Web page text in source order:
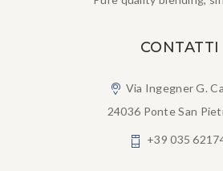
CONTATTI
Via Ingegner G.
24036 Ponte San
+39 035